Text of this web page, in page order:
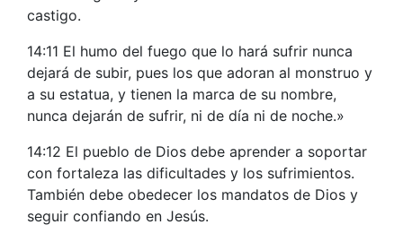
castigo.
14:11 El humo del fuego que lo hará sufrir nunca
dejará de subir, pues los que adoran al monstruo y
a su estatua, y tienen la marca de su nombre,
nunca dejarán de sufrir, ni de día ni de noche.»
14:12 El pueblo de Dios debe aprender a soportar
con fortaleza las dificultades y los sufrimientos.
También debe obedecer los mandatos de Dios y
seguir confiando en Jesús.